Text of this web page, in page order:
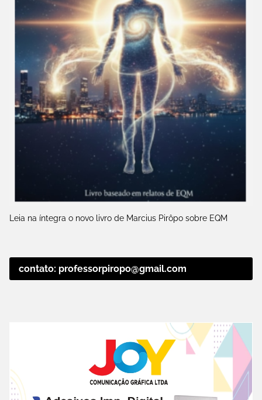
Leia na íntegra o novo livro de Marcius Pirôpo sobre EQM
contato: professorpiropo@gmail.com